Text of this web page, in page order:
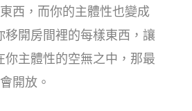
西，而你的主體性也變成
開房間裡的每樣東西，讓
主體性的空無之中，那最
開放。